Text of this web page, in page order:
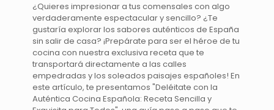
¿Quieres impresionar a tus comensales con algo
verdaderamente espectacular y sencillo? ¿Te
gustaría explorar los sabores auténticos de España
sin salir de casa? ¡Prepárate para ser el héroe de tu
cocina con nuestra exclusiva receta que te
transportará directamente a las calles
empedradas y los soleados paisajes españoles! En
este artículo, te presentamos "Deléitate con la
Auténtica Cocina Española: Receta Sencilla y